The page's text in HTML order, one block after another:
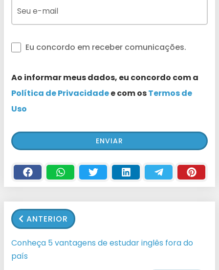
Eu concordo em receber comunicações.
Ao informar meus dados, eu concordo com a
Política de Privacidadee com osTermos de
Uso
ANTERIOR
Conheça 5 vantagens de estudar inglês fora do
país